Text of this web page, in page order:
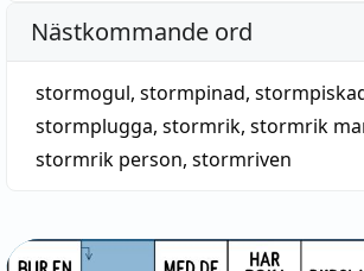
Nästkommande ord
stormogul, stormpinad,
stormplugga, stormrik, stormrik
stormrik person, stormriven